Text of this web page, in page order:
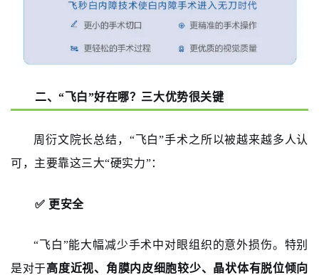
二、“飞白”好在哪？三大优势很关键
周衍文院长总结，“飞白”手术之所以被越来越多人认
可，主要靠这三大“硬实力”：
✅ 更安全
“飞白”能大幅减少手术中对眼组织的意外损伤。特别
是对于高度近视、角膜内皮细胞较少、晶状体有脱位倾向